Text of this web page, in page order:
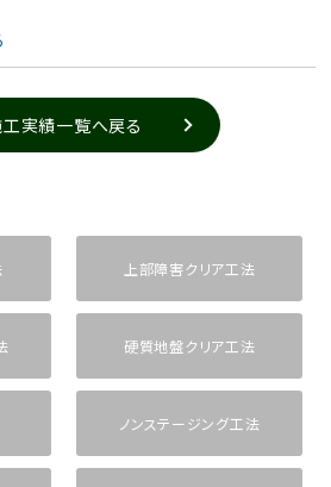
実績一覧へ戻る
上部障害クリア工法
硬質地盤クリア工法
ノンステージング工法